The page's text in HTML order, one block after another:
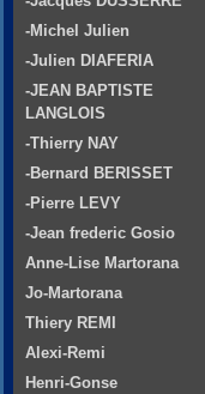
-Michel Julien
-Julien DIAFERIA
-JEAN BAPTISTE
LANGLOIS
-Thierry NAY
-Bernard BERISSET
-Pierre LEVY
-Jean frederic Gosio
Anne-Lise Martorana
Jo-Martorana
Thiery REMI
Alexi-Remi
Henri-Gonse